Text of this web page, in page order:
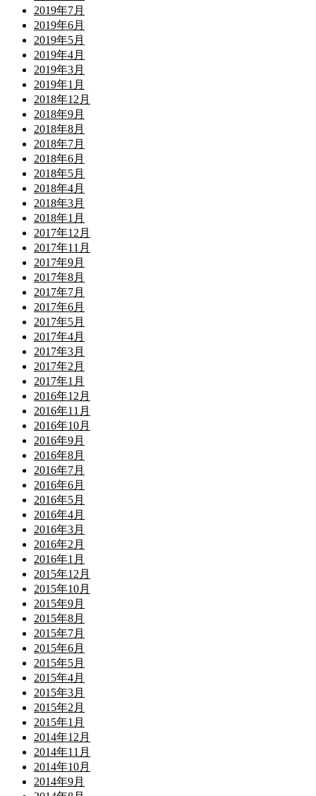
2019年7月
2019年6月
2019年5月
2019年4月
2019年3月
2019年1月
2018年12月
2018年9月
2018年8月
2018年7月
2018年6月
2018年5月
2018年4月
2018年3月
2018年1月
2017年12月
2017年11月
2017年9月
2017年8月
2017年7月
2017年6月
2017年5月
2017年4月
2017年3月
2017年2月
2017年1月
2016年12月
2016年11月
2016年10月
2016年9月
2016年8月
2016年7月
2016年6月
2016年5月
2016年4月
2016年3月
2016年2月
2016年1月
2015年12月
2015年10月
2015年9月
2015年8月
2015年7月
2015年6月
2015年5月
2015年4月
2015年3月
2015年2月
2015年1月
2014年12月
2014年11月
2014年10月
2014年9月